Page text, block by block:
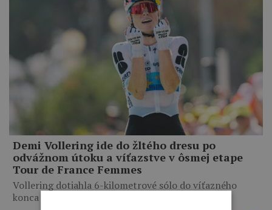
Demi Vollering ide do žltého dresu po
odvážnom útoku a víťazstve v ôsmej etape
Tour de France Femmes
Vollering dotiahla 6-kilometrové sólo do víťazného
konca a získala 8-sekundový…